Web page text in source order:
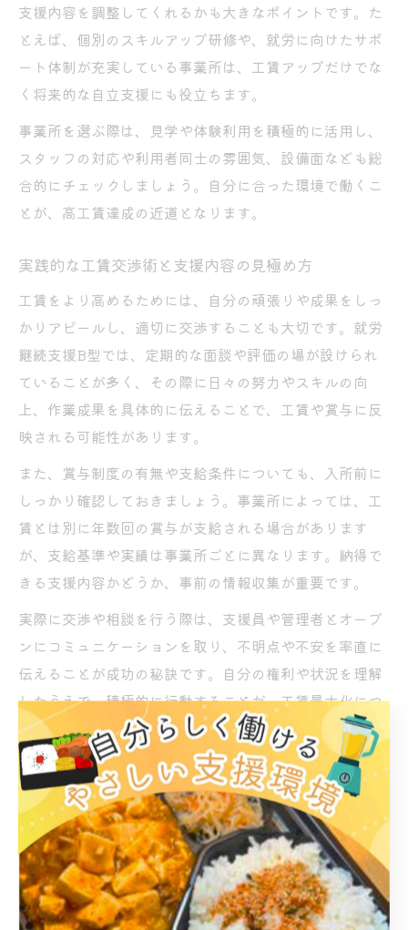
支援内容を調整してくれるかも大きなポイントです。た
とえば、個別のスキルアップ研修や、就労に向けたサポ
ート体制が充実している事業所は、工賃アップだけでな
く将来的な自立支援にも役立ちます。
事業所を選ぶ際は、見学や体験利用を積極的に活用し、
スタッフの対応や利用者同士の雰囲気、設備面なども総
合的にチェックしましょう。自分に合った環境で働くこ
とが、高工賃達成の近道となります。
実践的な工賃交渉術と支援内容の見極め方
工賃をより高めるためには、自分の頑張りや成果をしっ
かりアピールし、適切に交渉することも大切です。就労
継続支援B型では、定期的な面談や評価の場が設けられ
ていることが多く、その際に日々の努力やスキルの向
上、作業成果を具体的に伝えることで、工賃や賞与に反
映される可能性があります。
また、賞与制度の有無や支給条件についても、入所前に
しっかり確認しておきましょう。事業所によっては、工
賃とは別に年数回の賞与が支給される場合があります
が、支給基準や実績は事業所ごとに異なります。納得で
きる支援内容かどうか、事前の情報収集が重要です。
実際に交渉や相談を行う際は、支援員や管理者とオープ
ンにコミュニケーションを取り、不明点や不安を率直に
伝えることが成功の秘訣です。自分の権利や状況を理解
したうえで、積極的に行動することが、工賃最大化につ
ながります。
B型の賞与制度を知りたい方への
ガイド
就労継続支援B型の賞与制度の基本と注意点